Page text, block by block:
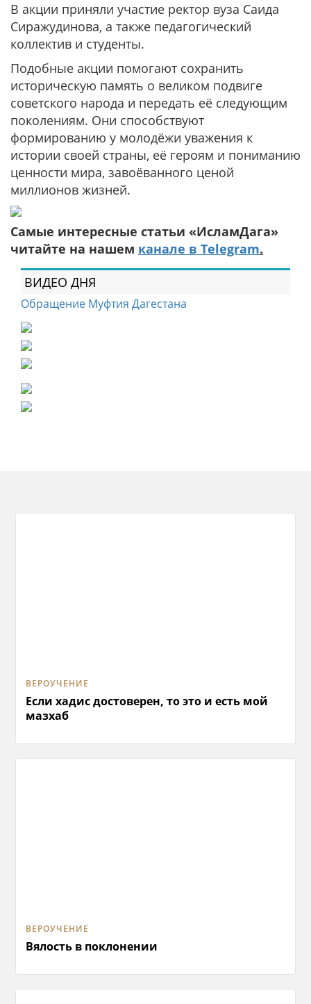
В акции приняли участие ректор вуза Саида
Сиражудинова, а также педагогический
коллектив и студенты.
Подобные акции помогают сохранить
историческую память о великом подвиге
советского народа и передать её следующим
поколениям. Они способствуют
формированию у молодёжи уважения к
истории своей страны, её героям и пониманию
ценности мира, завоёванного ценой
миллионов жизней.
Самые интересные статьи «ИсламДага»
читайте на нашем канале в Telegram.
ВИДЕО ДНЯ
Обращение Муфтия Дагестана
ВЕРОУЧЕНИЕ
Если хадис достоверен, то это и есть мой
мазхаб
ВЕРОУЧЕНИЕ
Вялость в поклонении